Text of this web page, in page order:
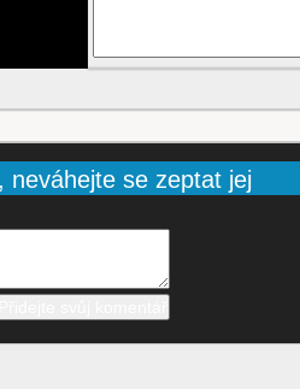
neváhejte se zeptat jej